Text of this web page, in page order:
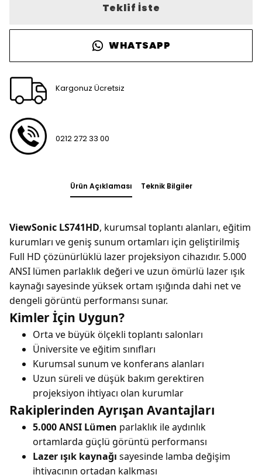
Teklif İste
WHATSAPP
Kargonuz Ücretsiz
0212 272 33 00
Ürün Açıklaması Teknik Bilgiler
ViewSonic LS741HD, kurumsal toplantı alanları, eğitim
kurumları ve geniş sunum ortamları için geliştirilmiş
Full HD çözünürlüklü lazer projeksiyon cihazıdır. 5.000
ANSI lümen parlaklık değeri ve uzun ömürlü lazer ışık
kaynağı sayesinde yüksek ortam ışığında dahi net ve
dengeli görüntü performansı sunar.
Kimler İçin Uygun?
Orta ve büyük ölçekli toplantı salonları
Üniversite ve eğitim sınıfları
Kurumsal sunum ve konferans alanları
Uzun süreli ve düşük bakım gerektiren
projeksiyon ihtiyacı olan kurumlar
Rakiplerinden Ayrışan Avantajları
5.000 ANSI Lümen parlaklık ile aydınlık
ortamlarda güçlü görüntü performansı
Lazer ışık kaynağı sayesinde lamba değişim
ihtiyacının ortadan kalkması